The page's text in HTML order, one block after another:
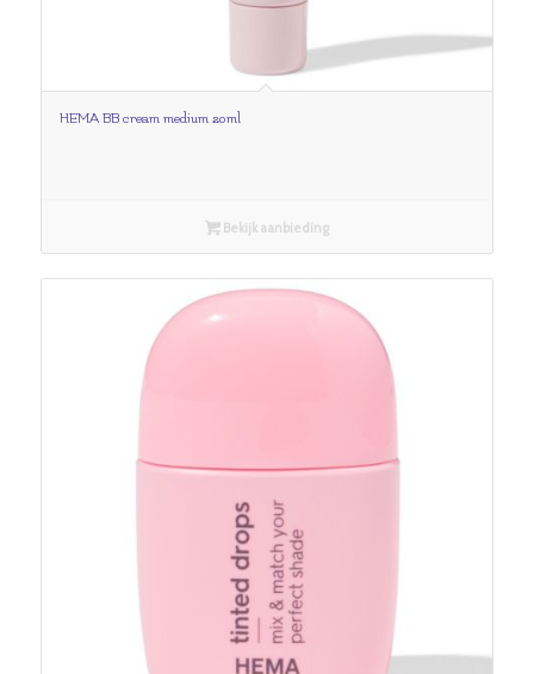
HEMA BB cream medium 20ml
Bekijk aanbieding